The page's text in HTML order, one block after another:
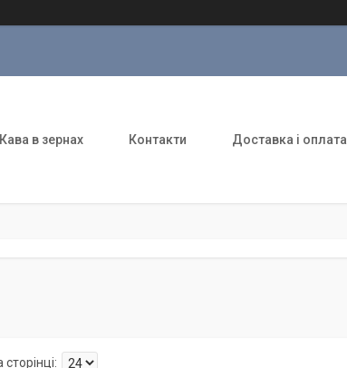
Кава в зернах Контакти Доставка і оплата